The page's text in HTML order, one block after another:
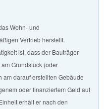
Wohn- und
Vertrieb herstellt.
ist, dass der Bauträger
Grundstück (oder
darauf erstellten Gebäude
oder finanziertem Geld auf
erhält er nach den